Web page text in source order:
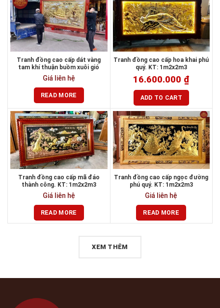
Tranh đồng cao cấp dát vàng
tam khí thuận buồm xuôi gió
Giá liên hệ
READ MORE
Tranh đồng cao cấp hoa khai phú
quý. KT: 1m2x2m3
16.600.000 ₫
ADD TO CART
Tranh đồng cao cấp mã đáo
thành công. KT: 1m2x2m3
Giá liên hệ
READ MORE
Tranh đồng cao cấp ngọc đường
phú quý. KT: 1m2x2m3
Giá liên hệ
READ MORE
XEM THÊM